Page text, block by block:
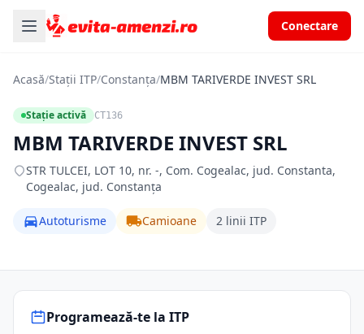
Conectare
Acasă/Stații ITP/Constanța/MBM TARIVERDE INVEST SRL
Stație activă CT136
MBM TARIVERDE INVEST SRL
STR TULCEI, LOT 10, nr. -, Com. Cogealac, jud. Constanta,
Cogealac, jud. Constanța
Autoturisme Camioane 2 linii ITP
Programează-te la ITP